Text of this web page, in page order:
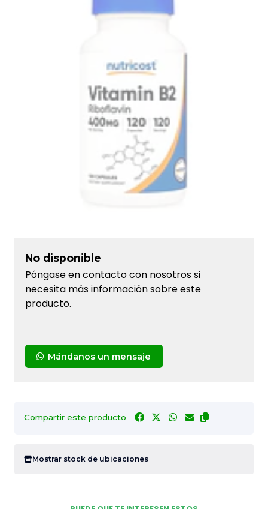
No disponible
Póngase en contacto con nosotros si
necesita más información sobre este
producto.
Mándanos un mensaje
Compartir este producto
Mostrar stock de ubicaciones